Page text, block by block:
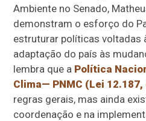
Ambiente no Senado,
demonstram o esforço do
estruturar políticas voltadas
adaptação do país às
lembra que a Política
Clima— PNMC (Lei 12.187,
regras gerais, mas ainda
coordenação e na